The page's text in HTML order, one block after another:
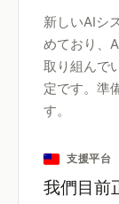
新しいAIシ
めており、
取り組んで
定です。準
す。
支援平台
我們目前